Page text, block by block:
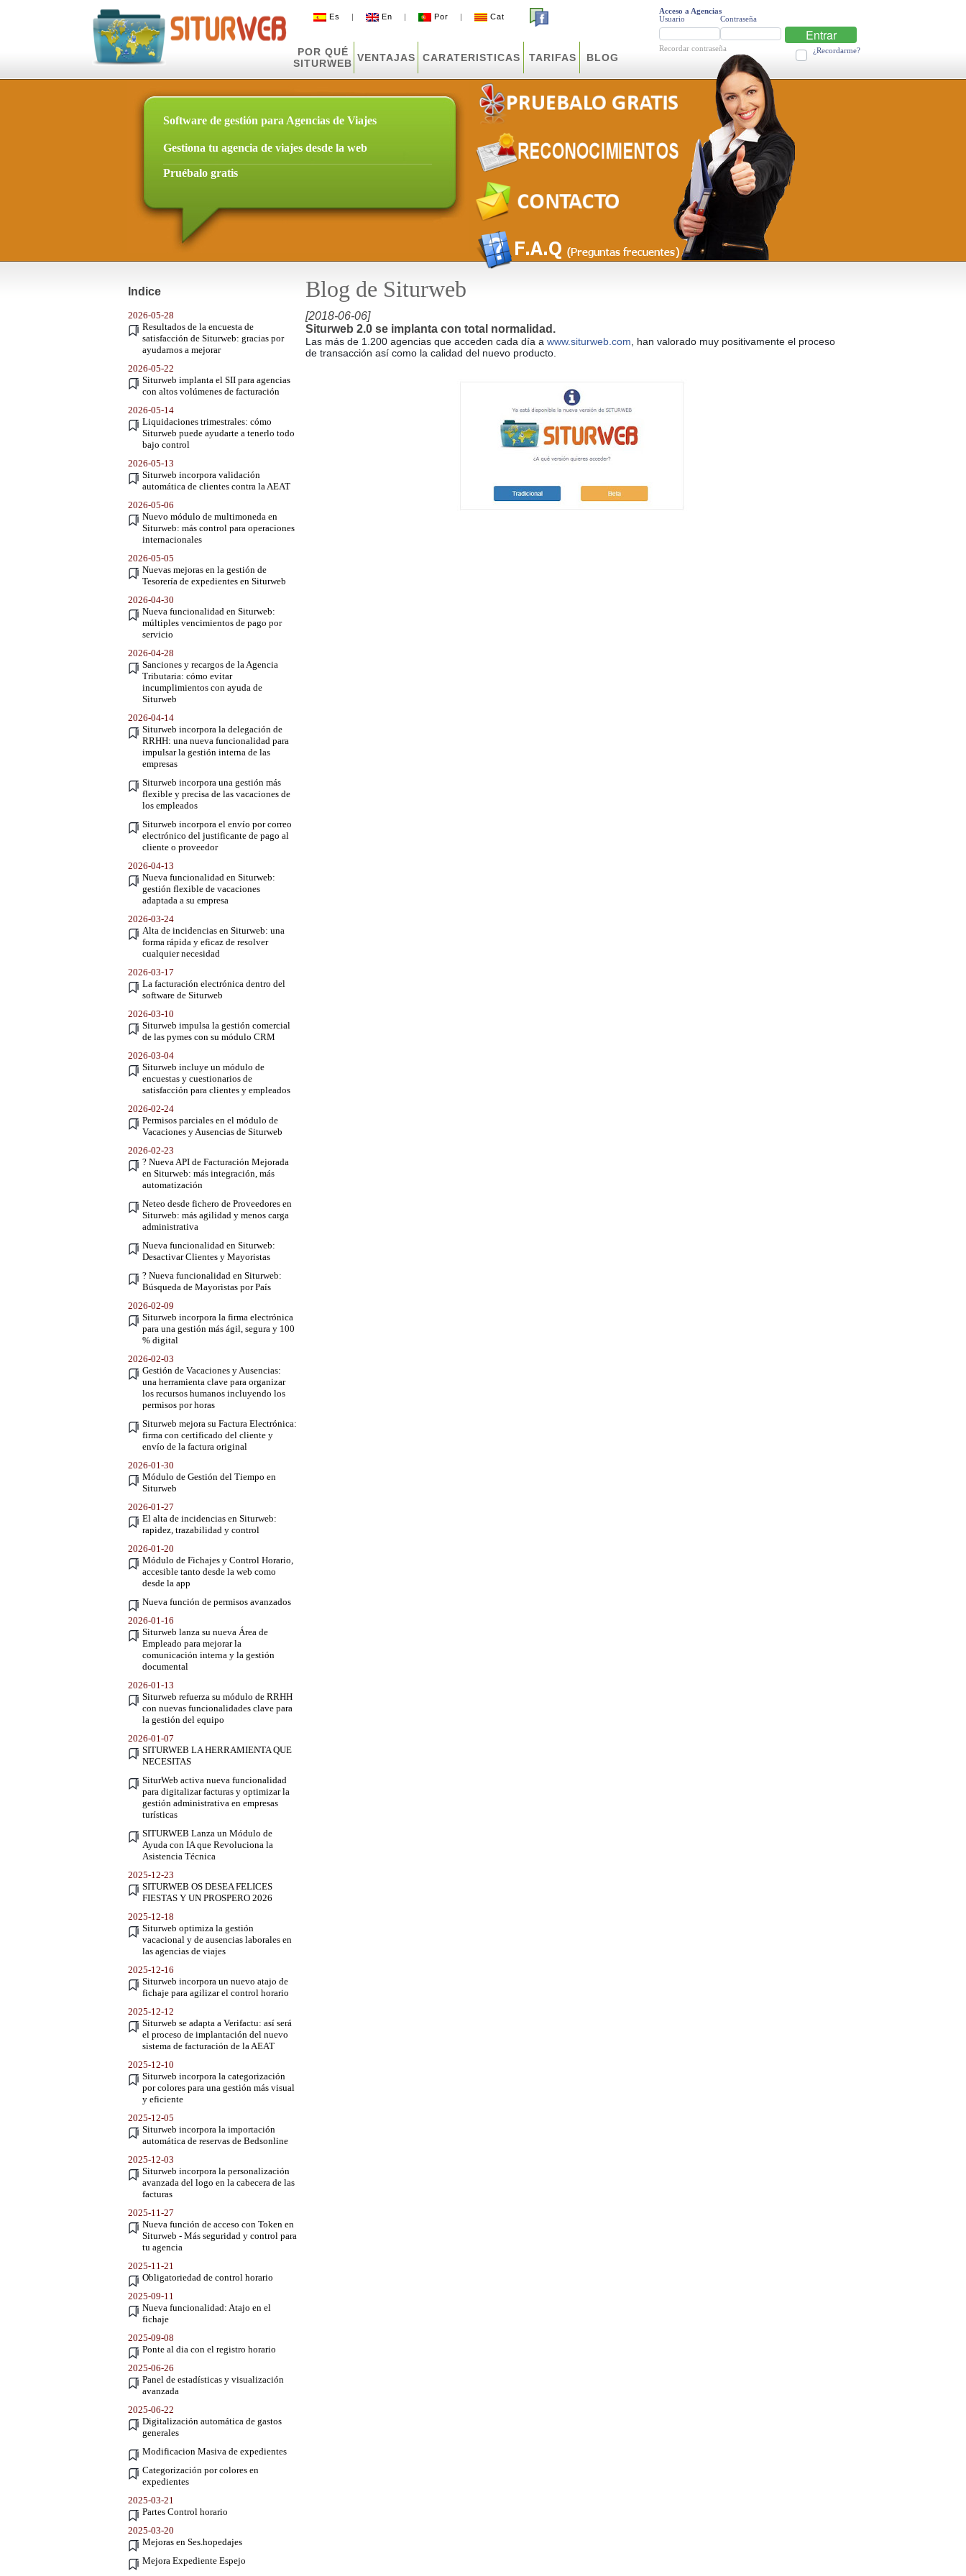
Es | En | Por | Cat
POR QUÉ
SITURWEB VENTAJAS CARATERISTICAS TARIFAS BLOG
Acceso a Agencias
Usuario
Contraseña
Entrar
Recordar contraseña ¿Recordarme?
Software de gestión para Agencias de Viajes
Gestiona tu agencia de viajes desde la web
Pruébalo gratis
Indice Blog de Siturweb
2026-05-28
Resultados de la encuesta de
satisfacción de Siturweb: gracias por
ayudarnos a mejorar
2026-05-22
Siturweb implanta el SII para agencias
con altos volúmenes de facturación
2026-05-14
Liquidaciones trimestrales: cómo
Siturweb puede ayudarte a tenerlo todo
bajo control
2026-05-13
Siturweb incorpora validación
automática de clientes contra la AEAT
2026-05-06
Nuevo módulo de multimoneda en
Siturweb: más control para operaciones
internacionales
2026-05-05
Nuevas mejoras en la gestión de
Tesorería de expedientes en Siturweb
2026-04-30
Nueva funcionalidad en Siturweb:
múltiples vencimientos de pago por
servicio
2026-04-28
Sanciones y recargos de la Agencia
Tributaria: cómo evitar
incumplimientos con ayuda de
Siturweb
2026-04-14
Siturweb incorpora la delegación de
RRHH: una nueva funcionalidad para
impulsar la gestión interna de las
empresas
Siturweb incorpora una gestión más
flexible y precisa de las vacaciones de
los empleados
Siturweb incorpora el envío por correo
electrónico del justificante de pago al
cliente o proveedor
2026-04-13
Nueva funcionalidad en Siturweb:
gestión flexible de vacaciones
adaptada a su empresa
2026-03-24
Alta de incidencias en Siturweb: una
forma rápida y eficaz de resolver
cualquier necesidad
2026-03-17
La facturación electrónica dentro del
software de Siturweb
2026-03-10
Siturweb impulsa la gestión comercial
de las pymes con su módulo CRM
2026-03-04
Siturweb incluye un módulo de
encuestas y cuestionarios de
satisfacción para clientes y empleados
2026-02-24
Permisos parciales en el módulo de
Vacaciones y Ausencias de Siturweb
2026-02-23
? Nueva API de Facturación Mejorada
en Siturweb: más integración, más
automatización
Neteo desde fichero de Proveedores en
Siturweb: más agilidad y menos carga
administrativa
Nueva funcionalidad en Siturweb:
Desactivar Clientes y Mayoristas
? Nueva funcionalidad en Siturweb:
Búsqueda de Mayoristas por País
2026-02-09
Siturweb incorpora la firma electrónica
para una gestión más ágil, segura y 100
% digital
2026-02-03
Gestión de Vacaciones y Ausencias:
una herramienta clave para organizar
los recursos humanos incluyendo los
permisos por horas
Siturweb mejora su Factura Electrónica:
firma con certificado del cliente y
envío de la factura original
2026-01-30
Módulo de Gestión del Tiempo en
Siturweb
2026-01-27
El alta de incidencias en Siturweb:
rapidez, trazabilidad y control
2026-01-20
Módulo de Fichajes y Control Horario,
accesible tanto desde la web como
desde la app
Nueva función de permisos avanzados
2026-01-16
Siturweb lanza su nueva Área de
Empleado para mejorar la
comunicación interna y la gestión
documental
2026-01-13
Siturweb refuerza su módulo de RRHH
con nuevas funcionalidades clave para
la gestión del equipo
2026-01-07
SITURWEB LA HERRAMIENTA QUE
NECESITAS
SiturWeb activa nueva funcionalidad
para digitalizar facturas y optimizar la
gestión administrativa en empresas
turísticas
SITURWEB Lanza un Módulo de
Ayuda con IA que Revoluciona la
Asistencia Técnica
2025-12-23
SITURWEB OS DESEA FELICES
FIESTAS Y UN PROSPERO 2026
2025-12-18
Siturweb optimiza la gestión
vacacional y de ausencias laborales en
las agencias de viajes
2025-12-16
Siturweb incorpora un nuevo atajo de
fichaje para agilizar el control horario
2025-12-12
Siturweb se adapta a Verifactu: así será
el proceso de implantación del nuevo
sistema de facturación de la AEAT
2025-12-10
Siturweb incorpora la categorización
por colores para una gestión más visual
y eficiente
2025-12-05
Siturweb incorpora la importación
automática de reservas de Bedsonline
2025-12-03
Siturweb incorpora la personalización
avanzada del logo en la cabecera de las
facturas
2025-11-27
Nueva función de acceso con Token en
Siturweb - Más seguridad y control para
tu agencia
2025-11-21
Obligatoriedad de control horario
2025-09-11
Nueva funcionalidad: Atajo en el
fichaje
2025-09-08
Ponte al dia con el registro horario
2025-06-26
Panel de estadísticas y visualización
avanzada
2025-06-22
Digitalización automática de gastos
generales
Modificacion Masiva de expedientes
Categorización por colores en
expedientes
2025-03-21
Partes Control horario
2025-03-20
Mejoras en Ses.hopedajes
Mejora Expediente Espejo
[2018-06-06]
Siturweb 2.0 se implanta con total normalidad.
Las más de 1.200 agencias que acceden cada día a www.siturweb.com , han valorado muy positivamente el proceso
de transacción así como la calidad del nuevo producto.